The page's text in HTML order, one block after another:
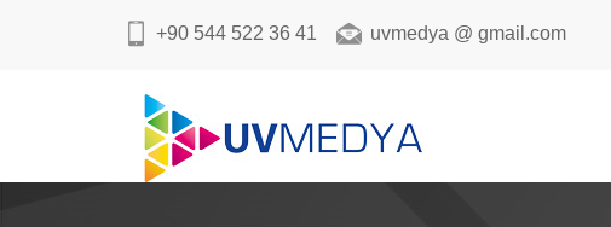
+90 544 522 36 41 uvmedya @ gmail.com